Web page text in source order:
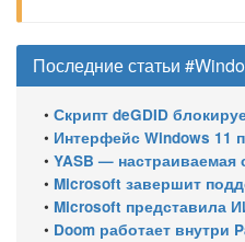
Последние статьи
• Скрипт deGDID блокирует отслеживание
• Интерфейс Windows 11 переходит на
• YASB — настраиваемая строка состояния для
• Microsoft завершит поддержку Windows 10 Enterprise LTSC 2021
• Microsoft представила ИИ-инструменты для анализа
• Doom работает внутри Paint: проект